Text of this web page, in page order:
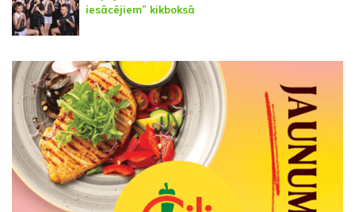
iesācējiem” kikboksā